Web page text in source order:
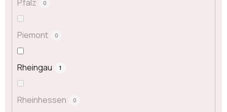
Pfalz 0
Piemont 0
Rheingau 1
Rheinhessen 0